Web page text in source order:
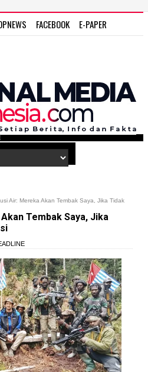
FACEBOOK
E-PAPER
Air: Mereka Akan Tembak Saya, Jika Tidak
Tembak Saya, Jika